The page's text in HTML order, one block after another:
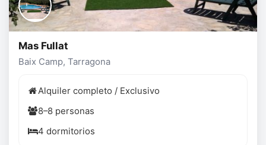
Mas Fullat
Baix Camp, Tarragona
Alquiler completo / Exclusivo
8–8 personas
4 dormitorios